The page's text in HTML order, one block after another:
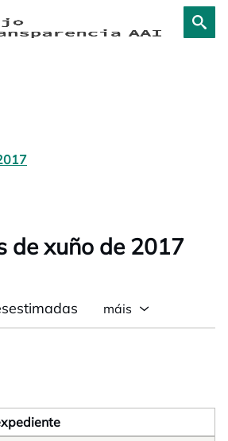
de xuño de 2017
máis